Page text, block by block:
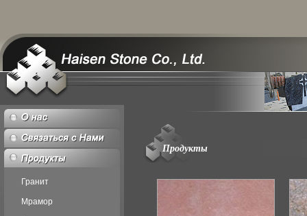
Гранит
Мрамор
Продукты